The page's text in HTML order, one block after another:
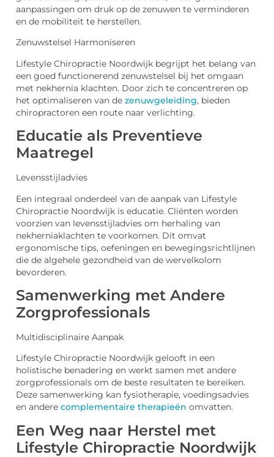
aanpassingen om druk op de zenuwen te verminderen
en de mobiliteit te herstellen.
Zenuwstelsel Harmoniseren
Lifestyle Chiropractie Noordwijk begrijpt het belang van
een goed functionerend zenuwstelsel bij het omgaan
met nekhernia klachten. Door zich te concentreren op
het optimaliseren van de zenuwgeleiding, bieden
chiropractoren een route naar verlichting.
Educatie als Preventieve
Maatregel
Levensstijladvies
Een integraal onderdeel van de aanpak van Lifestyle
Chiropractie Noordwijk is educatie. Cliënten worden
voorzien van levensstijladvies om herhaling van
nekherniaklachten te voorkomen. Dit omvat
ergonomische tips, oefeningen en bewegingsrichtlijnen
die de algehele gezondheid van de wervelkolom
bevorderen.
Samenwerking met Andere
Zorgprofessionals
Multidisciplinaire Aanpak
Lifestyle Chiropractie Noordwijk gelooft in een
holistische benadering en werkt samen met andere
zorgprofessionals om de beste resultaten te bereiken.
Deze samenwerking kan fysiotherapie, voedingsadvies
en andere complementaire therapieën omvatten.
Een Weg naar Herstel met
Lifestyle Chiropractie Noordwijk